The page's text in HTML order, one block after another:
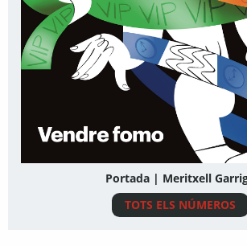
Portada | Meritxell
TOTS ELS NÚMEROS